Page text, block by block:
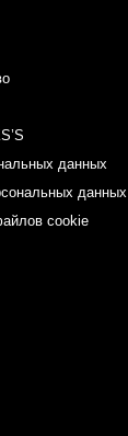
данных
данных
cookie